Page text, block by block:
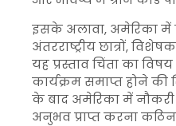
इसके अलावा, अमेरिका में
अंतरराष्ट्रीय छात्रों,
यह प्रस्ताव चिंता का
कार्यक्रम समाप्त होने की
के बाद अमेरिका में
अनुभव प्राप्त करना